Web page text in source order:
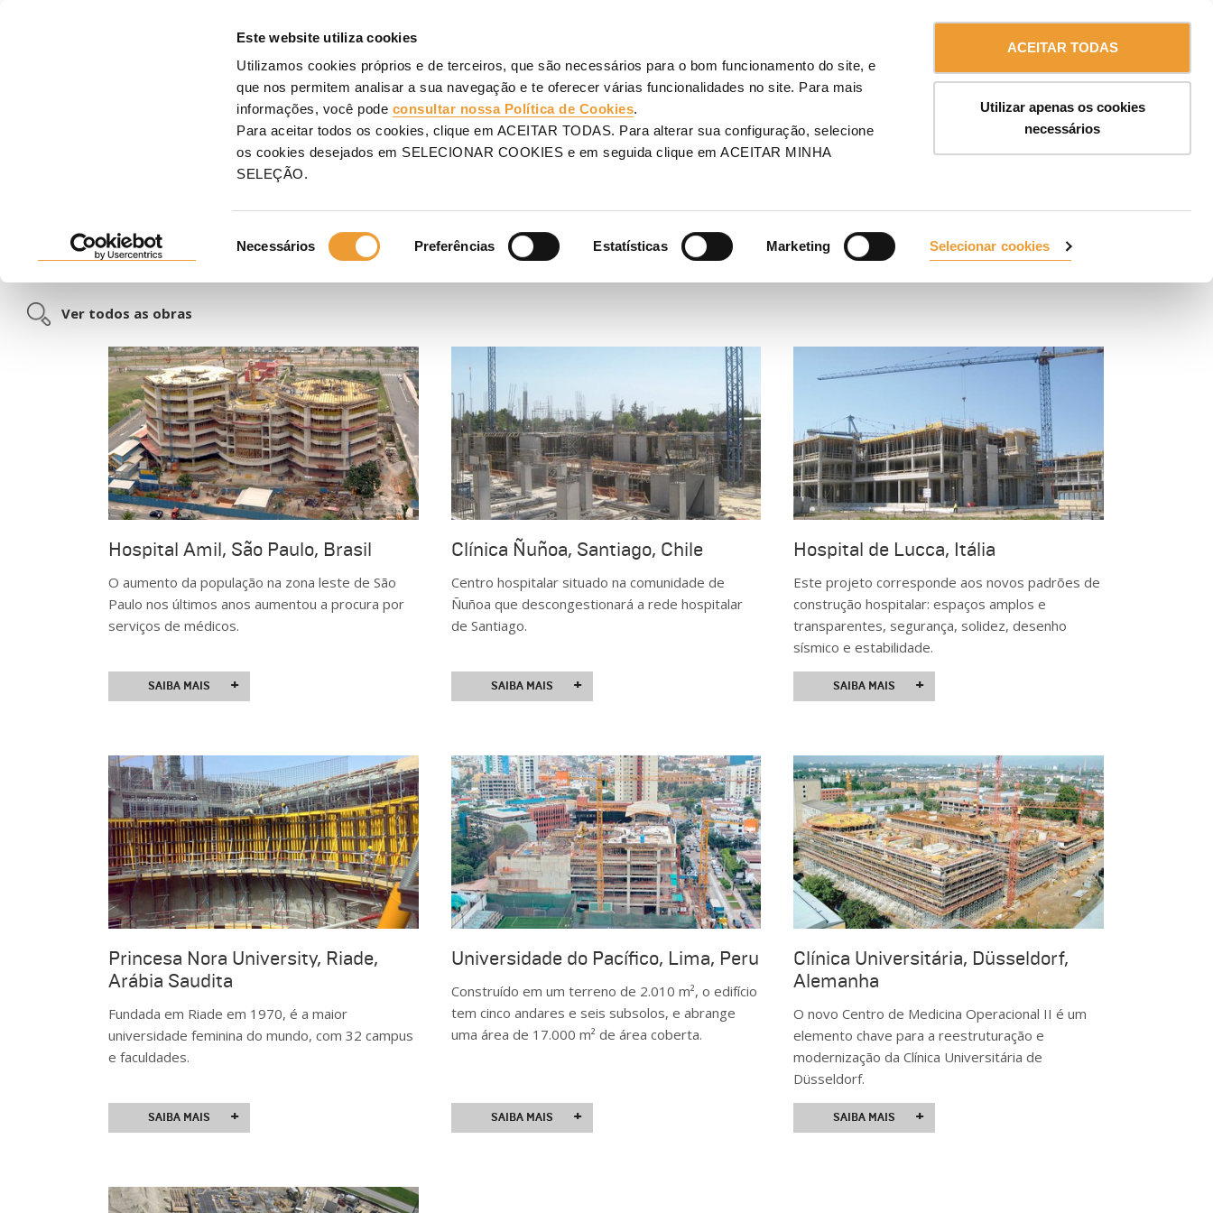
Este website utiliza cookies
Utilizamos cookies próprios e de terceiros, que são necessários para o bom funcionamento do site, e
que nos permitem analisar a sua navegação e te oferecer várias funcionalidades no site. Para mais
informações, você pode consultar nossa Política de Cookies.
Para aceitar todos os cookies, clique em ACEITAR TODAS. Para alterar sua configuração, selecione
os cookies desejados em SELECIONAR COOKIES e em seguida clique em ACEITAR MINHA
SELEÇÃO.
de
Necessários Preferências Estatísticas Marketing Selecionar cookies
ACEITAR TODAS
Utilizar apenas os cookies
necessários
COFRAGENS
Escolas e centros de saúde
ESCOLAS E CENTROS DE SAÚDE
Solicite um estudopara sua próxima obra
Ver todos as obras
Hospital Amil, São Paulo, Brasil
O aumento da população na zona leste de São
Paulo nos últimos anos aumentou a procura por
serviços de médicos.
SAIBA MAIS +
Clínica Ñuñoa, Santiago, Chile
Centro hospitalar situado na comunidade de
Ñuñoa que descongestionará a rede hospitalar
de Santiago.
SAIBA MAIS +
Hospital de Lucca, Itália
Este projeto corresponde aos novos padrões de
construção hospitalar: espaços amplos e
transparentes, segurança, solidez, desenho
sísmico e estabilidade.
SAIBA MAIS +
Princesa Nora University, Riade,
Arábia Saudita
Fundada em Riade em 1970, é a maior
universidade feminina do mundo, com 32 campus
e faculdades.
SAIBA MAIS +
Universidade do Pacífico, Lima, Peru
Construído em um terreno de 2.010 m², o edifício
tem cinco andares e seis subsolos, e abrange
uma área de 17.000 m² de área coberta.
SAIBA MAIS +
Clínica Universitária, Düsseldorf,
Alemanha
O novo Centro de Medicina Operacional II é um
elemento chave para a reestruturação e
modernização da Clínica Universitária de
Düsseldorf.
SAIBA MAIS +